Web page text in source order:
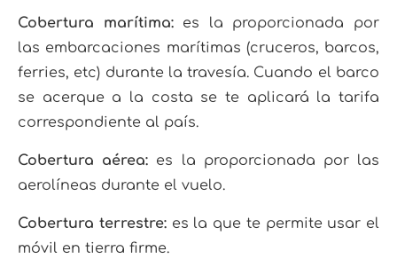
Cobertura marítima:es la proporcionada por
las embarcaciones marítimas (cruceros, barcos,
ferries, etc) durante la travesía. Cuando el barco
se acerque a la costa se te aplicará la tarifa
correspondiente al país.
Cobertura aérea: es la proporcionada por las
aerolíneas durante el vuelo.
Cobertura terrestre:es la que te permite usar el
móvil en tierra firme.